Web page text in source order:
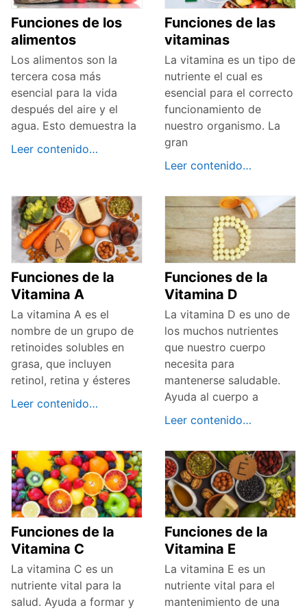
Funciones de los
alimentos
Los alimentos son la
tercera cosa más
esencial para la vida
después del aire y el
agua. Esto demuestra la
Leer contenido…
Funciones de las
vitaminas
La vitamina es un tipo de
nutriente el cual es
esencial para el correcto
funcionamiento de
nuestro organismo. La
gran
Leer contenido…
Funciones de la
Vitamina A
La vitamina A es el
nombre de un grupo de
retinoides solubles en
grasa, que incluyen
retinol, retina y ésteres
Leer contenido…
Funciones de la
Vitamina D
La vitamina D es uno de
los muchos nutrientes
que nuestro cuerpo
necesita para
mantenerse saludable.
Ayuda al cuerpo a
Leer contenido…
Funciones de la
Vitamina C
La vitamina C es un
nutriente vital para la
salud. Ayuda a formar y
Funciones de la
Vitamina E
La vitamina E es un
nutriente vital para el
mantenimiento de una